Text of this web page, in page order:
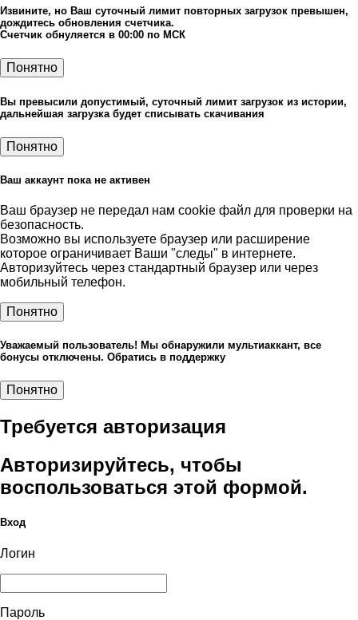
Извините, но Ваш суточный лимит повторных загрузок превышен,
дождитесь обновления счетчика.
Счетчик обнуляется в 00:00 по МСК
Понятно
Вы превысили допустимый, суточный лимит загрузок из истории,
дальнейшая загрузка будет списывать скачивания
Понятно
Ваш аккаунт пока не активен
Ваш браузер не передал нам cookie файл для проверки на
безопасность.
Возможно вы используете браузер или расширение
которое ограничивает Ваши "следы" в интернете.
Авторизуйтесь через стандартный браузер или через
мобильный телефон.
Понятно
Уважаемый пользователь! Мы обнаружили мультиаккант, все
бонусы отключены. Обратись в поддержку
Понятно
Требуется авторизация
Авторизируйтесь, чтобы
воспользоваться этой формой.
Вход
Логин
Пароль